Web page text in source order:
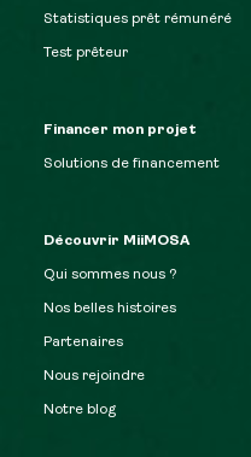
Statistiques prêt rémunéré
Test prêteur
Financer mon projet
Solutions de financement
Découvrir MiiMOSA
Qui sommes nous ?
Nos belles histoires
Partenaires
Nous rejoindre
Notre blog